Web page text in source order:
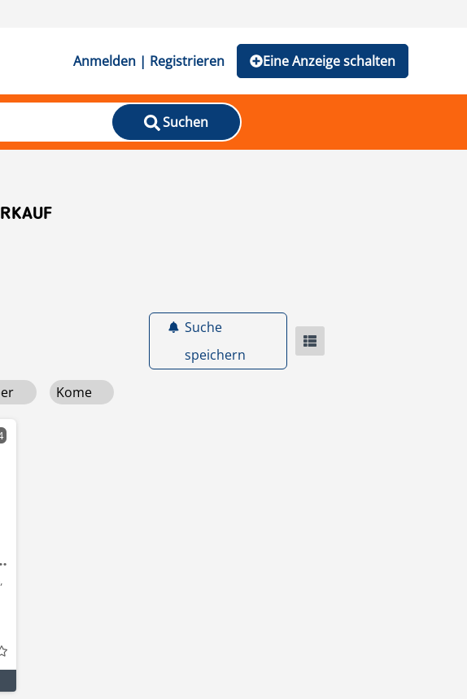
Anmelden | Registrieren Eine Anzeige schalten
Suchen
Suche
speichern
Kome
RKP